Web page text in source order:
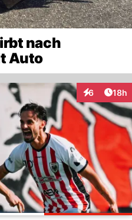
nach
Auto
6
Interaktionen
18h